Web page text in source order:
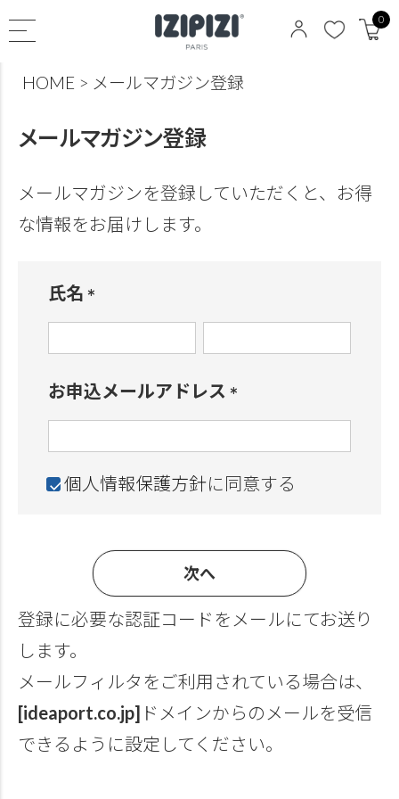
0
HOME メールマガジン登録
メールマガジン登録
メールマガジンを登録していただくと、お得
な情報をお届けします。
氏名
(
必
須
)
お申込メールアドレス
(
必
須
個人情報保護方針に同意する
次へ
登録に必要な認証コードをメールにてお送り
します。
メールフィルタをご利用されている場合は、
[ideaport.co.jp] ドメインからのメールを受信
できるように設定してください。